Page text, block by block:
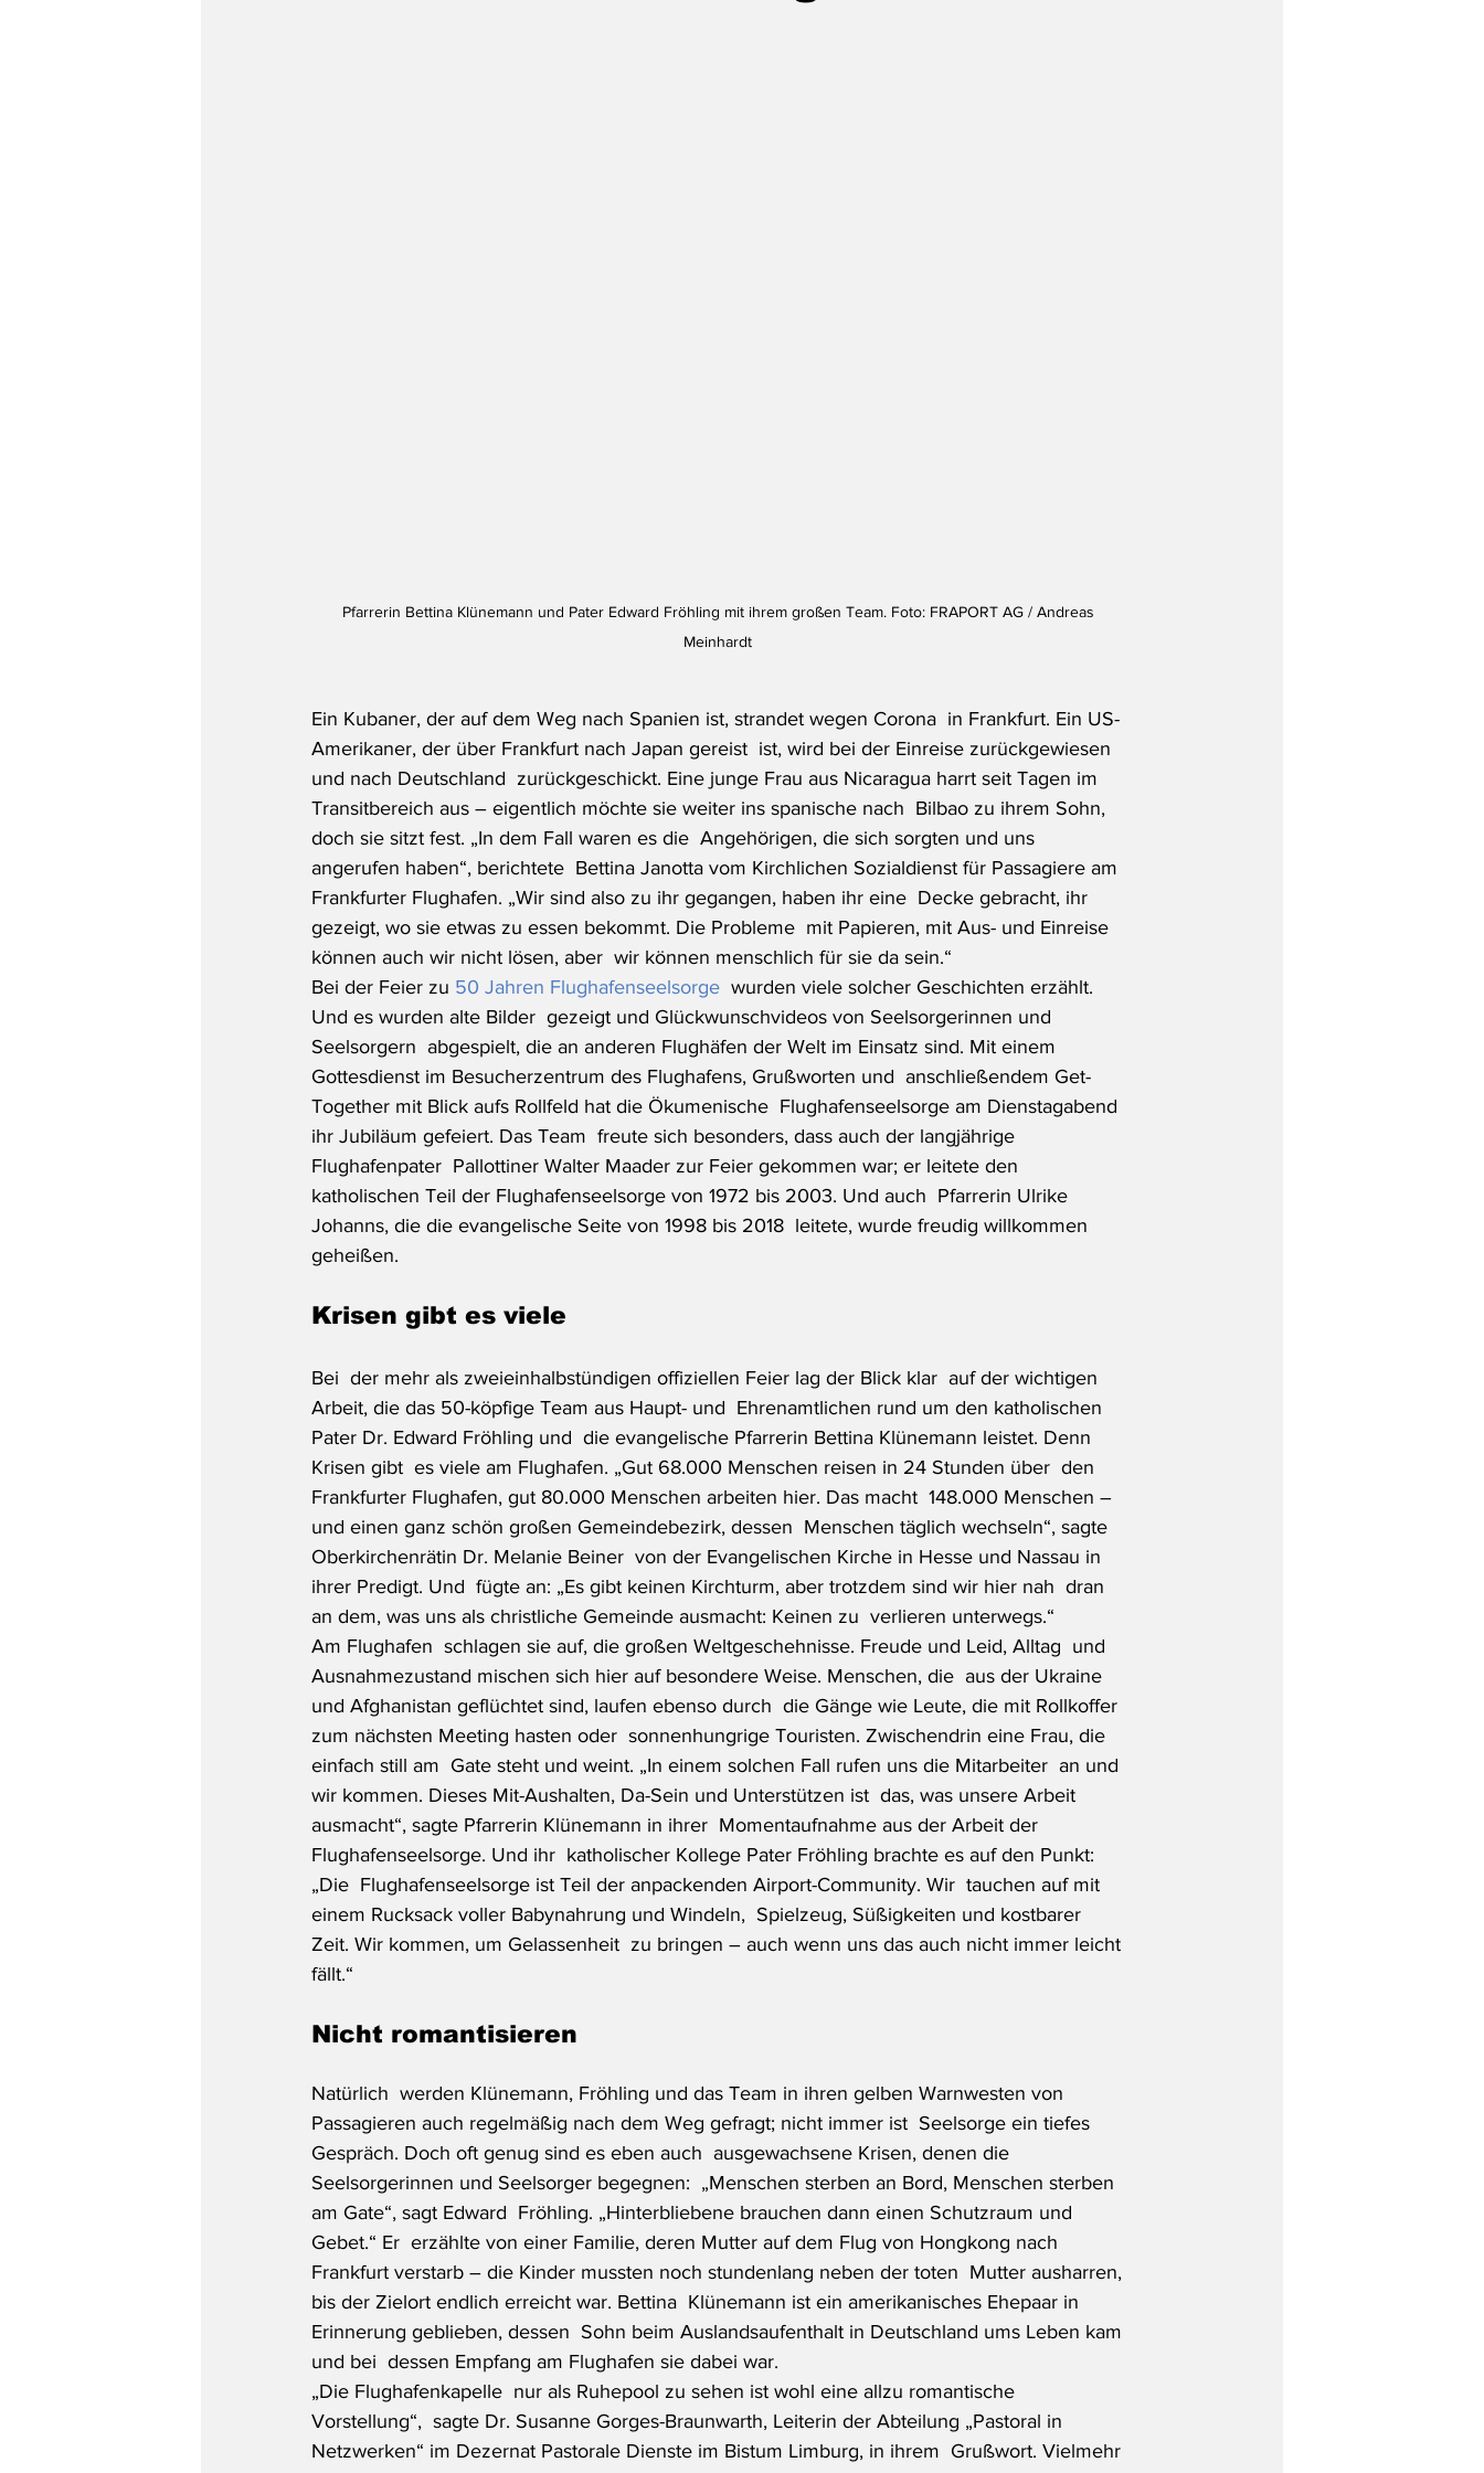
Pfarrerin Bettina Klünemann und Pater Edward Fröhling mit ihrem großen Team. Foto: FRAPORT AG / Andreas
Meinhardt
Ein Kubaner, der auf dem Weg nach Spanien ist, strandet wegen Corona  in Frankfurt. Ein US-
Amerikaner, der über Frankfurt nach Japan gereist  ist, wird bei der Einreise zurückgewiesen
und nach Deutschland  zurückgeschickt. Eine junge Frau aus Nicaragua harrt seit Tagen im
Transitbereich aus – eigentlich möchte sie weiter ins spanische nach  Bilbao zu ihrem Sohn,
doch sie sitzt fest. „In dem Fall waren es die  Angehörigen, die sich sorgten und uns
angerufen haben“, berichtete  Bettina Janotta vom Kirchlichen Sozialdienst für Passagiere am
Frankfurter Flughafen. „Wir sind also zu ihr gegangen, haben ihr eine  Decke gebracht, ihr
gezeigt, wo sie etwas zu essen bekommt. Die Probleme  mit Papieren, mit Aus- und Einreise
können auch wir nicht lösen, aber  wir können menschlich für sie da sein.“
Bei der Feier zu 50 Jahren Flughafenseelsorge
  wurden viele solcher Geschichten erzählt.
Und es wurden alte Bilder  gezeigt und Glückwunschvideos von Seelsorgerinnen und
Seelsorgern  abgespielt, die an anderen Flughäfen der Welt im Einsatz sind. Mit einem
Gottesdienst im Besucherzentrum des Flughafens, Grußworten und  anschließendem Get-
Together mit Blick aufs Rollfeld hat die Ökumenische  Flughafenseelsorge am Dienstagabend
ihr Jubiläum gefeiert. Das Team  freute sich besonders, dass auch der langjährige
Flughafenpater  Pallottiner Walter Maader zur Feier gekommen war; er leitete den
katholischen Teil der Flughafenseelsorge von 1972 bis 2003. Und auch  Pfarrerin Ulrike
Johanns, die die evangelische Seite von 1998 bis 2018  leitete, wurde freudig willkommen
geheißen.
Krisen gibt es viele
Bei  der mehr als zweieinhalbstündigen offiziellen Feier lag der Blick klar  auf der wichtigen
Arbeit, die das 50-köpfige Team aus Haupt- und  Ehrenamtlichen rund um den katholischen
Pater Dr. Edward Fröhling und  die evangelische Pfarrerin Bettina Klünemann leistet. Denn
Krisen gibt  es viele am Flughafen. „Gut 68.000 Menschen reisen in 24 Stunden über  den
Frankfurter Flughafen, gut 80.000 Menschen arbeiten hier. Das macht  148.000 Menschen –
und einen ganz schön großen Gemeindebezirk, dessen  Menschen täglich wechseln“, sagte
Oberkirchenrätin Dr. Melanie Beiner  von der Evangelischen Kirche in Hesse und Nassau in
ihrer Predigt. Und  fügte an: „Es gibt keinen Kirchturm, aber trotzdem sind wir hier nah  dran
an dem, was uns als christliche Gemeinde ausmacht: Keinen zu  verlieren unterwegs.“
Am Flughafen  schlagen sie auf, die großen Weltgeschehnisse. Freude und Leid, Alltag  und
Ausnahmezustand mischen sich hier auf besondere Weise. Menschen, die  aus der Ukraine
und Afghanistan geflüchtet sind, laufen ebenso durch  die Gänge wie Leute, die mit Rollkoffer
zum nächsten Meeting hasten oder  sonnenhungrige Touristen. Zwischendrin eine Frau, die
einfach still am  Gate steht und weint. „In einem solchen Fall rufen uns die Mitarbeiter  an und
wir kommen. Dieses Mit-Aushalten, Da-Sein und Unterstützen ist  das, was unsere Arbeit
ausmacht“, sagte Pfarrerin Klünemann in ihrer  Momentaufnahme aus der Arbeit der
Flughafenseelsorge. Und ihr  katholischer Kollege Pater Fröhling brachte es auf den Punkt:
„Die  Flughafenseelsorge ist Teil der anpackenden Airport-Community. Wir  tauchen auf mit
einem Rucksack voller Babynahrung und Windeln,  Spielzeug, Süßigkeiten und kostbarer
Zeit. Wir kommen, um Gelassenheit  zu bringen – auch wenn uns das auch nicht immer leicht
fällt.“
Nicht romantisieren
Natürlich  werden Klünemann, Fröhling und das Team in ihren gelben Warnwesten von
Passagieren auch regelmäßig nach dem Weg gefragt; nicht immer ist  Seelsorge ein tiefes
Gespräch. Doch oft genug sind es eben auch  ausgewachsene Krisen, denen die
Seelsorgerinnen und Seelsorger begegnen:  „Menschen sterben an Bord, Menschen sterben
am Gate“, sagt Edward  Fröhling. „Hinterbliebene brauchen dann einen Schutzraum und
Gebet.“ Er  erzählte von einer Familie, deren Mutter auf dem Flug von Hongkong nach
Frankfurt verstarb – die Kinder mussten noch stundenlang neben der toten  Mutter ausharren,
bis der Zielort endlich erreicht war. Bettina  Klünemann ist ein amerikanisches Ehepaar in
Erinnerung geblieben, dessen  Sohn beim Auslandsaufenthalt in Deutschland ums Leben kam
und bei  dessen Empfang am Flughafen sie dabei war.
„Die Flughafenkapelle  nur als Ruhepool zu sehen ist wohl eine allzu romantische
Vorstellung“,  sagte Dr. Susanne Gorges-Braunwarth, Leiterin der Abteilung „Pastoral in
Netzwerken“ im Dezernat Pastorale Dienste im Bistum Limburg, in ihrem  Grußwort. Vielmehr